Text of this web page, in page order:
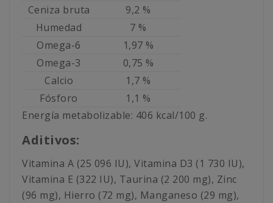
Ceniza bruta
9,2 %
Humedad
7 %
Omega-6
1,97 %
Omega-3
0,75 %
Calcio
1,7 %
Fósforo
1,1 %
Energía metabolizable: 406 kcal/100 g.
Aditivos:
Vitamina A (25 096 IU), Vitamina D3 (1 730 IU),
Vitamina E (322 IU), Taurina (2 200 mg), Zinc
(96 mg), Hierro (72 mg), Manganeso (29 mg),